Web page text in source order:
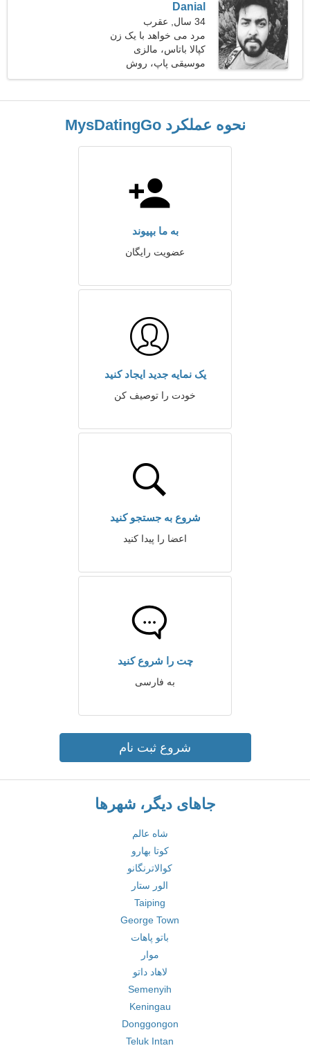
Danial
34 سال, عقرب
مرد می خواهد با یک زن
ملاقات کند
کپالا باتاس، مالزی
موسیقی پاپ، روش
نحوه عملکرد MysDatingGo
به ما بپیوند
عضویت رایگان
یک نمایه جدید ایجاد کنید
خودت را توصیف کن
شروع به جستجو کنید
اعضا را پیدا کنید
چت را شروع کنید
به فارسی
شروع ثبت نام
جاهای دیگر، شهرها
شاه عالم
کوتا بهارو
کوالاترنگانو
الور ستار
Taiping
George Town
باتو پاهات
موار
لاهاد داتو
Semenyih
Keningau
Donggongon
Teluk Intan